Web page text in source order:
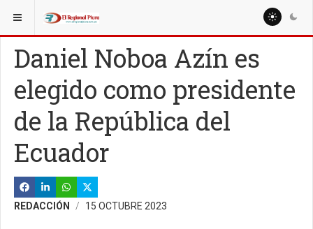
ESTÁ AQUÍ: MUNDO
Daniel Noboa Azín es
elegido como presidente
de la República del
Ecuador
REDACCIÓN 15 OCTUBRE 2023